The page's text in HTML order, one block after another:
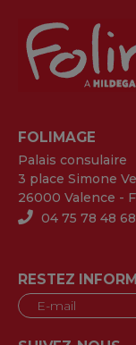
FOLIMAGE
Palais consulaire
3 place Simone
26000 Valence -
04 75 78 48 68
RESTEZ